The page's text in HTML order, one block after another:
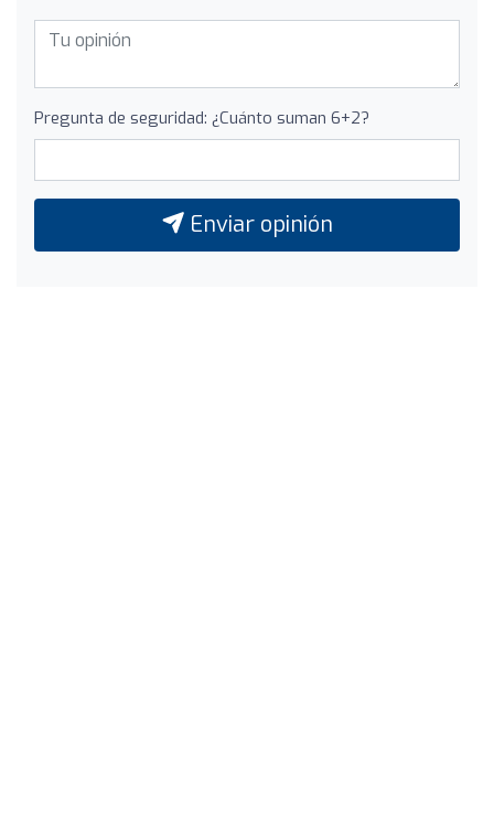
Pregunta de seguridad: ¿Cuánto suman 6+2?
Enviar opinión